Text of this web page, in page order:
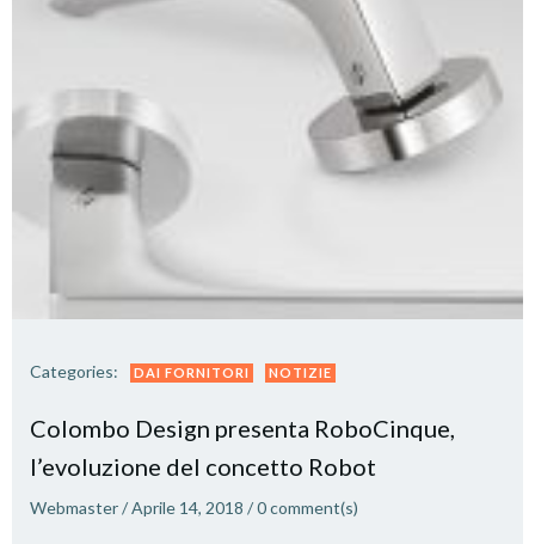
Categories: DAI FORNITORI NOTIZIE
Colombo Design presenta RoboCinque,
l’evoluzione del concetto Robot
Webmaster/Aprile 14, 2018 /0comment(s)